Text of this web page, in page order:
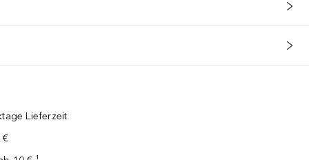
Lieferzeit
€